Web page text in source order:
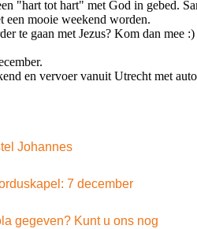
"hart tot hart" met God in gebed.
een mooie weekend worden.
te gaan met Jezus? Kom dan mee :)
en vervoer vanuit Utrecht met
Johannes
7 december
gegeven? Kunt u ons nog